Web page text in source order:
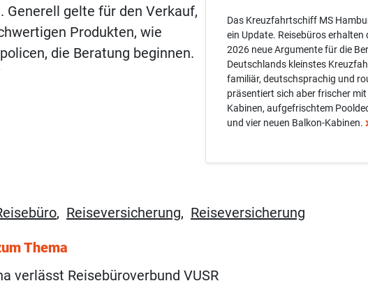
Das Kreuzfahrtschiff MS
ein Update. Reisebüros erhalten
2026 neue Argumente für die
Deutschlands kleinstes
familiär, deutschsprachig und
präsentiert sich aber frischer
Kabinen, aufgefrischtem
und vier neuen Balkon-Kabinen.
Generell gelte für den Verkauf,
Produkten, wie
die Beratung beginnen.
, Reiseversicherung, Reiseversicherung
Thema
verlässt Reisebüroverbund VUSR